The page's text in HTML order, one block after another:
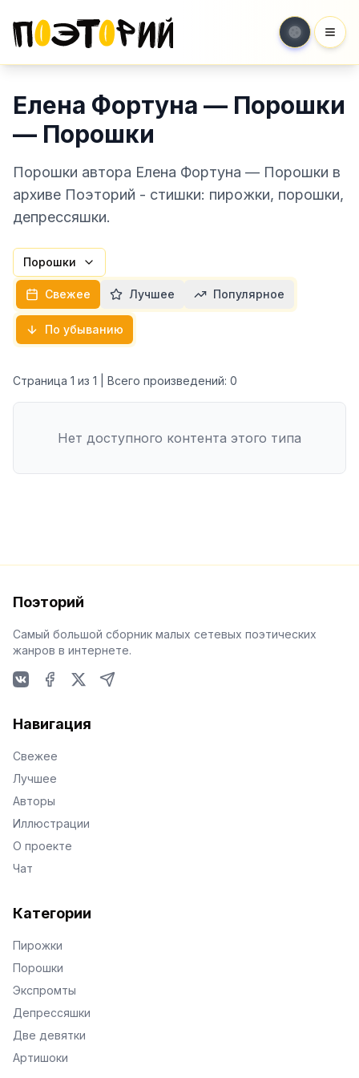
Елена Фортуна — Порошки
— Порошки
Порошки автора Елена Фортуна — Порошки в
архиве Поэторий - стишки: пирожки, порошки,
депрессяшки.
Порошки
Свежее Лучшее Популярное
По убыванию
Страница 1 из 1 | Всего произведений: 0
Нет доступного контента этого типа
Поэторий
Самый большой сборник малых сетевых поэтических
жанров в интернете.
Навигация
Свежее
Лучшее
Авторы
Иллюстрации
О проекте
Чат
Категории
Пирожки
Порошки
Экспромты
Депрессяшки
Две девятки
Артишоки